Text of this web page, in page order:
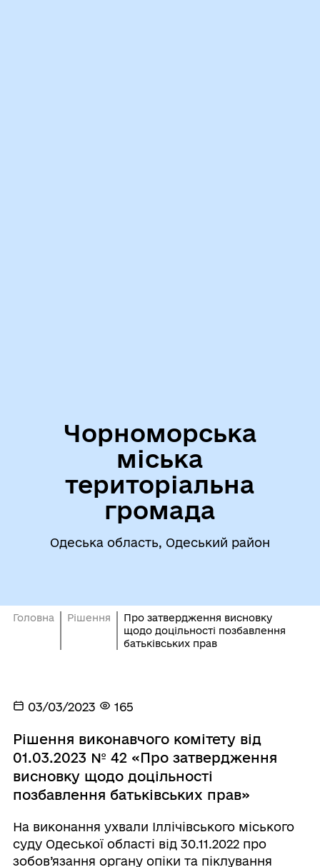
Чорноморська
міська
територіальна
громада
Одеська область, Одеський район
Головна Рішення
Про затвердження висновку
щодо доцільності позбавлення
батьківських прав
03/03/2023 165
Рішення виконавчого комітету від
01.03.2023 № 42 «Про затвердження
висновку щодо доцільності
позбавлення батьківських прав»
На виконання ухвали Іллічівського міського
суду Одеської області від 30.11.2022 про
зобов’язання органу опіки та піклування